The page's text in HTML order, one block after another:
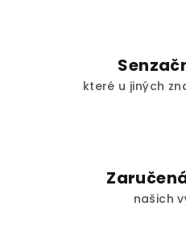
které u jiných
našich